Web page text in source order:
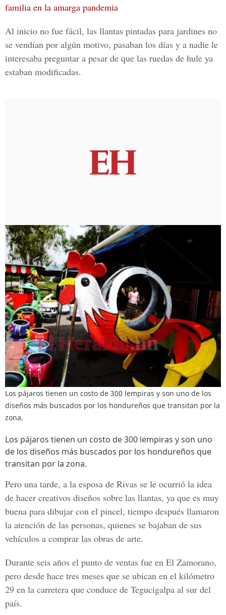
familia en la amarga pandemia
Al inicio no fue fácil, las llantas pintadas para jardines no
se vendían por algún motivo, pasaban los días y a nadie le
interesaba preguntar a pesar de que las ruedas de hule ya
estaban modificadas.
Los pájaros tienen un costo de 300 lempiras y son uno de los
diseños más buscados por los hondureños que transitan por la
zona.
Los pájaros tienen un costo de 300 lempiras y son uno
de los diseños más buscados por los hondureños que
transitan por la zona.
Pero una tarde, a la esposa de Rivas se le ocurrió la idea
de hacer creativos diseños sobre las llantas, ya que es muy
buena para dibujar con el pincel, tiempo después llamaron
la atención de las personas, quienes se bajaban de sus
vehículos a comprar las obras de arte.
Durante seis años el punto de ventas fue en El Zamorano,
pero desde hace tres meses que se ubican en el kilómetro
29 en la carretera que conduce de Tegucigalpa al sur del
país.